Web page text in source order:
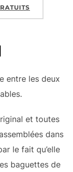
entre les deux
et toutes
dans
le fait qu’elle
baguettes de